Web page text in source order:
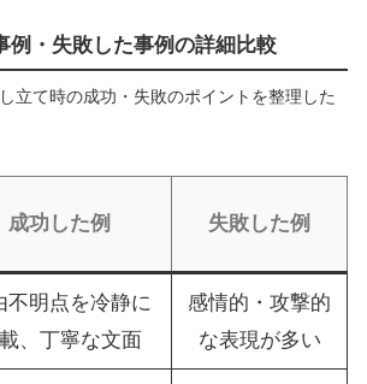
例・失敗した事例の詳細比較
立て時の成功・失敗のポイントを整理した
成功した例 失敗した例
不明点を冷静に
、丁寧な文面
感情的・攻撃的
な表現が多い